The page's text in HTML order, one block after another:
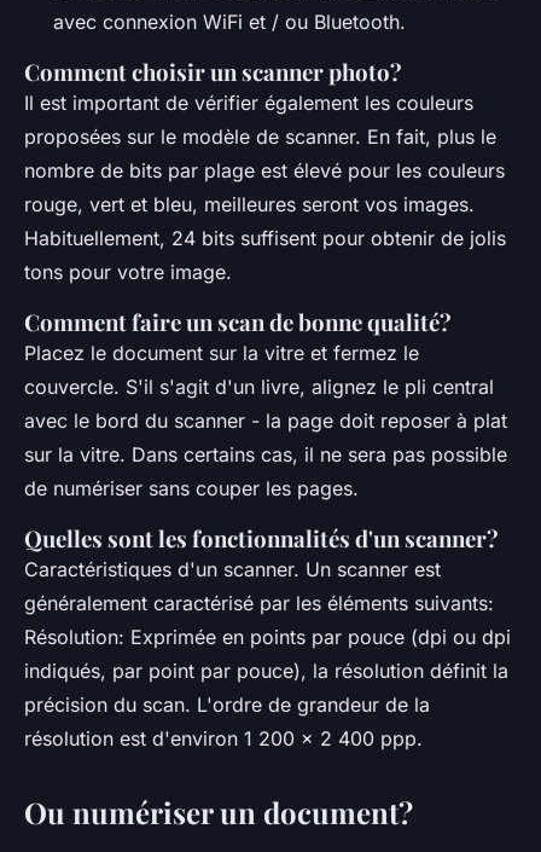
avec connexion WiFi et / ou Bluetooth.
Comment choisir un scanner photo?
Il est important de vérifier également les couleurs
proposées sur le modèle de scanner. En fait, plus le
nombre de bits par plage est élevé pour les couleurs
rouge, vert et bleu, meilleures seront vos images.
Habituellement, 24 bits suffisent pour obtenir de jolis
tons pour votre image.
Comment faire un scan de bonne qualité?
Placez le document sur la vitre et fermez le
couvercle. S'il s'agit d'un livre, alignez le pli central
avec le bord du scanner - la page doit reposer à plat
sur la vitre. Dans certains cas, il ne sera pas possible
de numériser sans couper les pages.
Quelles sont les fonctionnalités d'un scanner?
Caractéristiques d'un scanner. Un scanner est
généralement caractérisé par les éléments suivants:
Résolution: Exprimée en points par pouce (dpi ou dpi
indiqués, par point par pouce), la résolution définit la
précision du scan. L'ordre de grandeur de la
résolution est d'environ 1 200 x 2 400 ppp.
Ou numériser un document?